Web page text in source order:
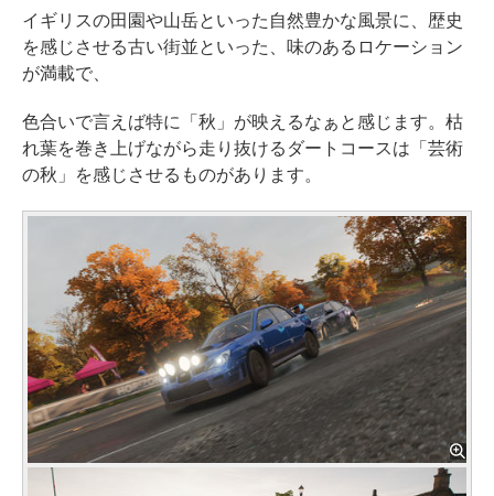
イギリスの田園や山岳といった自然豊かな風景に、歴史
を感じさせる古い街並といった、味のあるロケーション
が満載で、
色合いで言えば特に「秋」が映えるなぁと感じます。枯
れ葉を巻き上げながら走り抜けるダートコースは「芸術
の秋」を感じさせるものがあります。